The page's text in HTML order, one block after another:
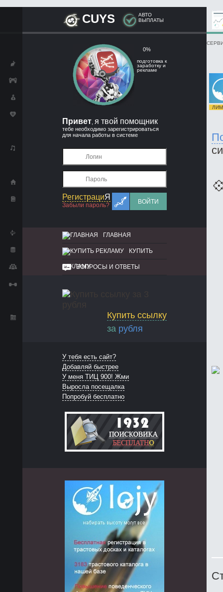
CUYS
АВТО
ВЫПЛАТЫ
0%
подготовка к
заработку и
рекламе
Привет я твой помощник
тебе необходимо зарегистрироваться
для начала работы в системе
РегистрациЯ
Забыли пароль?
ВОЙТИ
ГЛАВНАЯ
КУПИТЬ
РЕКЛАМУВОПРОСЫ И ОТВЕТЫ
Купить ссылку
за рубля
У тебя есть сайт?
Добавляй быстрее
У меня ТИЦ 900! Жми
Выросла посещалка
Попробуй бесплатно